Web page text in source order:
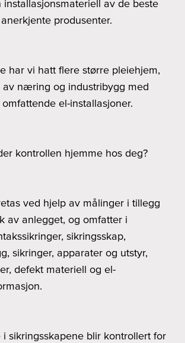
av de beste
produsenter.
har vi hatt flere større pleiehjem,
av næring og industribygg med
el-installasjoner.
kontrollen hjemme hos deg?
ved hjelp av målinger i tillegg
av anlegget, og omfatter i
sikringsskap,
sikringer, apparater og utstyr,
defekt materiell og el-
sikringsskapene blir kontrollert for